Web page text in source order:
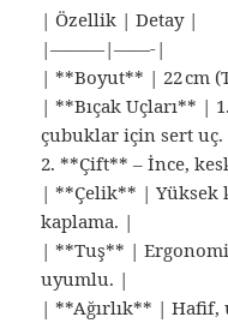
| Özellik | Detay |
|———|——-|
| **Boyut** | 22 cm
| **Bıçak Uçları** |
çubuklar için sert uç.
2. **Çift** – İnce,
| **Çelik** | Yüksek
kaplama. |
| **Tuş** |
uyumlu. |
| **Ağırlık** | Hafif,